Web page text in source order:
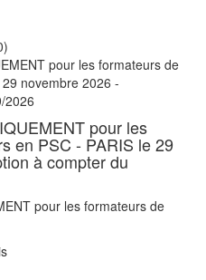
pour les
en PSC - PARIS le 29
à compter du
pour les formateurs de